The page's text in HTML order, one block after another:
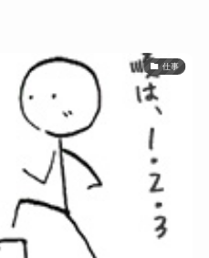
仕事